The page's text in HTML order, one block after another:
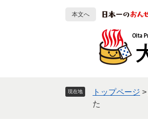
本文へ
現在地 トップページ >
た